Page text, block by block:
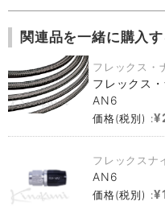
関連品を一緒に購入す
フレックス・
フレックス
AN6
価格(税別) :
フレックスナ
AN6
価格(税別) :